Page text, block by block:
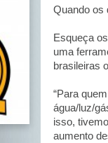
Quando os
Esqueça
uma
brasileiras
“Para
água/luz/
isso,
aumento